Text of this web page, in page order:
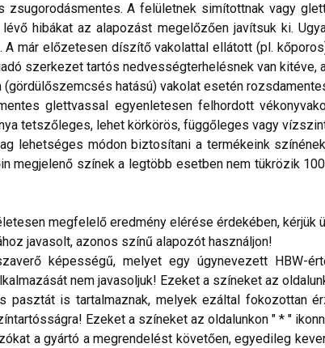
zsugorodásmentes. A felületnek simítottnak vagy
hibákat az alapozást megelőzően javítsuk ki.
A már előzetesen díszítő vakolattal ellátott (pl.
szerkezet tartós nedvességterhelésnek van kitéve,
hatású) vakolat esetén
glettvassal egyenletesen felhordott
tetszőleges, lehet körkörös, függőleges vagy
lehetséges módon biztosítani a termékeink
megjelenő színek a legtöbb esetben nem tükrözik
megfelelő eredmény elérése érdekében, kérjük
javasolt, azonos színű alapozót használjon!
képességű, melyet egy úgynevezett HBW-
nem javasoljuk! Ezeket a színeket az
pasztát is tartalmaznak, melyek ezáltal fokozottan
Ezeket a színeket az oldalunkon " * "
a gyártó a megrendelést követően, egyedileg